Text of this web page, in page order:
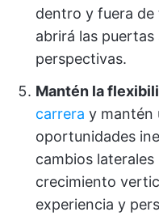
dentro y fuera
abrirá las
perspectivas.
Mantén la
carrera y mantén
oportunidades
cambios
crecimiento
experiencia y